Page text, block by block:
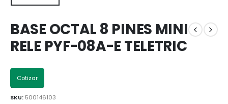
BASE OCTAL 8 PINES MINI
RELE PYF-08A-E TELETRIC
Cotizar
SKU: 500146103